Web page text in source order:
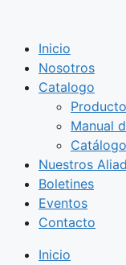
contenido
Inicio
Nosotros
Catalogo
Manual
Nuestros
Boletines
Eventos
Contacto
Inicio